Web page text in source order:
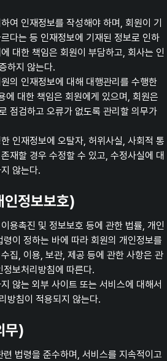
여 인재정보를 작성해야 하며, 회원이 기
다는 등 인재정보에 기재된 정보로 인하
대한 책임은 회원이 부담하고, 회사는 인
하지 않는다.
의 인재정보에 대해 대행관리를 수행한
에 대한 책임은 회원에게 있으며, 회원은
점검하고 오류가 없도록 관리할 의무가
인재정보에 오탈자, 허위사실, 사회적 통
재할 경우 수정할 수 있고, 수정사실에 대
않는다.
정보보호)
용촉진 및 정보보호 등에 관한 법률, 개인
이 정하는 바에 따라 회원의 개인정보를
집, 이용, 보관, 제공 등에 관한 사항은 관
보처리방침에 따른다.
않는 외부 사이트 또는 서비스에 대해서
방침이 적용되지 않는다.
무)
법령을 준수하며, 서비스를 지속적이고